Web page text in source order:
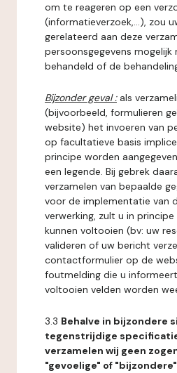
om te reageren op een
(informatieverzoek,...), zou
gerelateerd aan deze
persoonsgegevens mogelijk
behandeld of de
Bijzonder geval : als
(bijvoorbeeld, formulieren
website) het invoeren van
op facultatieve basis
principe worden
een legende. Bij gebrek
verzamelen van bepaalde
voor de implementatie van
verwerking, zult u in
kunnen voltooien (bv: uw
valideren of uw bericht
contactformulier op de
foutmelding die u
voltooien velden worden
3.3 Behalve in bijzondere
tegenstrijdige
verzamelen wij geen
"gevoelige" of "bijzondere"